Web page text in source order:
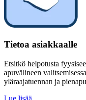
Tietoa asiakkaalle
Etsitkö helpotusta
apuvälineen
yläraajatuennan ja
Lue lisää